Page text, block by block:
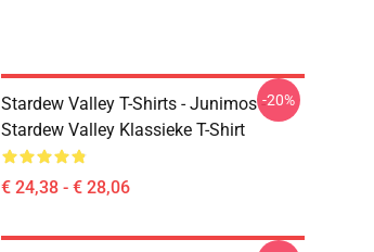
Stardew Valley T-Shirts - Junimos -
Stardew Valley Klassieke T-Shirt
€ 24,38 - € 28,06
-20%